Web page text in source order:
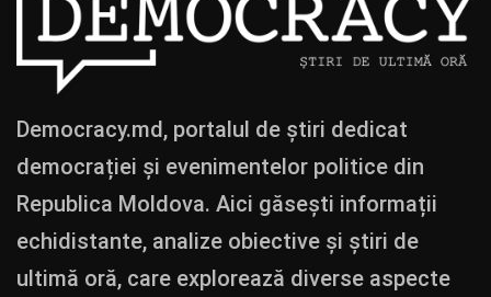
Democracy.md, portalul de știri dedicat
democrației și evenimentelor politice din
Republica Moldova. Aici găsești informații
echidistante, analize obiective și știri de
ultimă oră, care explorează diverse aspecte